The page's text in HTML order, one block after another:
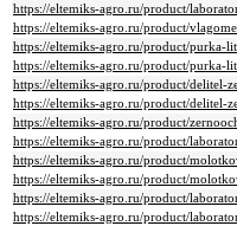
https://eltemiks-agro.ru/product/
https://eltemiks-agro.ru/product/
https://eltemiks-agro.ru/product/purka-
https://eltemiks-agro.ru/product/purka-
https://eltemiks-agro.ru/product/delitel-
https://eltemiks-agro.ru/product/delitel-
https://eltemiks-agro.ru/product/
https://eltemiks-agro.ru/product/
https://eltemiks-agro.ru/product/
https://eltemiks-agro.ru/product/
https://eltemiks-agro.ru/product/
https://eltemiks-agro.ru/product/